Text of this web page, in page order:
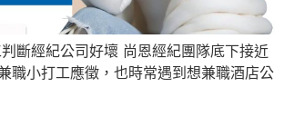
斷經紀公司好壞 尚恩經紀團隊底下接近
職小打工應徵，也時常遇到想兼職酒店公